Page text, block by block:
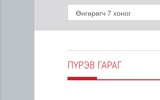
ПҮРЭВ ГАРАГ